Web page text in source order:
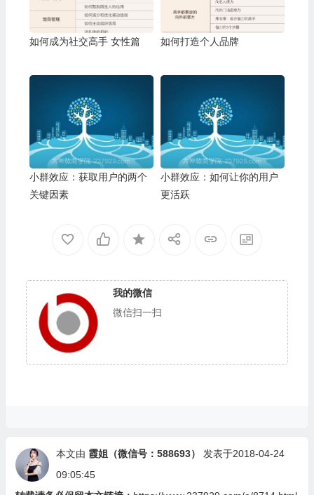
如何成为社交高手 女性篇 如何打造个人品牌
小群效应：获取用户的两个
关键因素
小群效应：如何让你的用户
更活跃
我的微信
微信扫一扫
本文由 霞姐（微信号：588693）
发表于2018-04-24
09:05:45